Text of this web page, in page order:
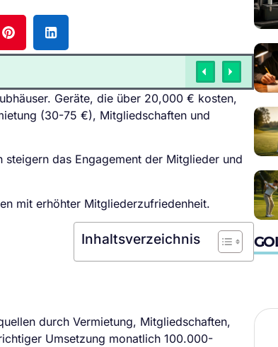
Geräte, die über 20,000 € kosten,
(30-75 €), Mitgliedschaften und
das Engagement der Mitglieder und
mit erhöhter Mitgliederzufriedenheit.
Inhaltsverzeichnis
durch Vermietung, Mitgliedschaften,
Umsetzung monatlich 100.000-